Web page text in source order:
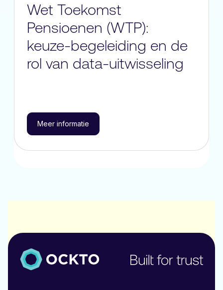
Wet Toekomst
Pensioenen (WTP):
keuze-begeleiding en de
rol van data-uitwisseling
Meer informatie